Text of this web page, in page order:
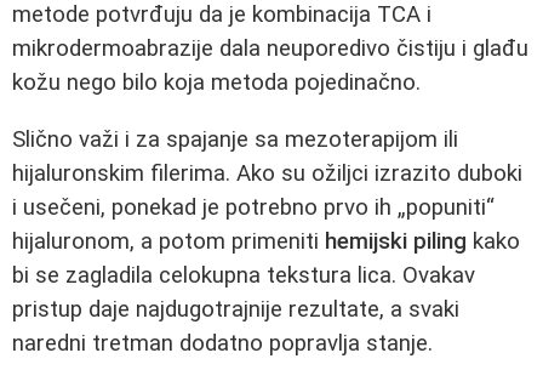
metode potvrđuju da je kombinacija TCA i
mikrodermoabrazije dala neuporedivo čistiju i glađu
kožu nego bilo koja metoda pojedinačno.
Slično važi i za spajanje sa mezoterapijom ili
hijaluronskim filerima. Ako su ožiljci izrazito duboki
i usečeni, ponekad je potrebno prvo ih „popuniti“
hijaluronom, a potom primeniti hemijski piling kako
bi se zagladila celokupna tekstura lica. Ovakav
pristup daje najdugotrajnije rezultate, a svaki
naredni tretman dodatno popravlja stanje.